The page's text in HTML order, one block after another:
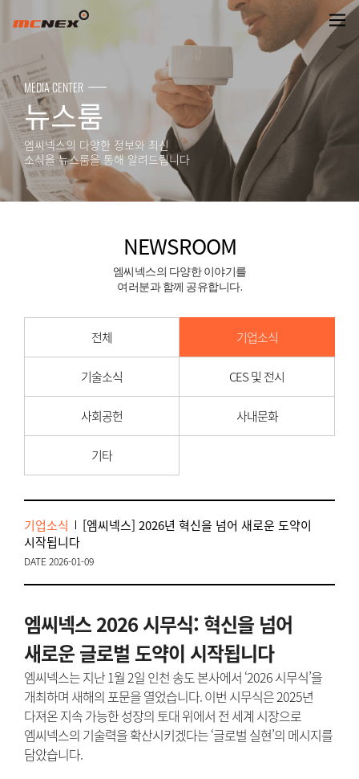
NEWSROOM
MEDIA CENTER
뉴스룸
엠씨넥스의 다양한 정보와 최신
소식을 뉴스룸을 통해 알려드립니다
NEWSROOM
엠씨넥스의 다양한 이야기를
여러분과 함께 공유합니다.
전체 기업소식
기술소식 CES 및 전시
사회공헌 사내문화
기타
기업소식
[엠씨넥스] 2026년 혁신을 넘어 새로운 도약이
시작됩니다
DATE 2026-01-09
엠씨넥스 2026 시무식: 혁신을 넘어
새로운 글로벌 도약이 시작됩니다
엠씨넥스는 지난 1월 2일 인천 송도 본사에서 ‘2026 시무식’을
개최하며 새해의 포문을 열었습니다. 이번 시무식은 2025년
다져온 지속 가능한 성장의 토대 위에서 전 세계 시장으로
엠씨넥스의 기술력을 확산시키겠다는 ‘글로벌 실현’의 메시지를
담았습니다.